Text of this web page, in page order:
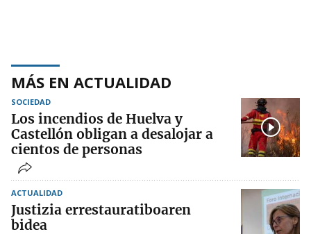
MÁS EN ACTUALIDAD
SOCIEDAD
Los incendios de Huelva y
Castellón obligan a desalojar a
cientos de personas
ACTUALIDAD
Justizia errestauratiboaren
bidea